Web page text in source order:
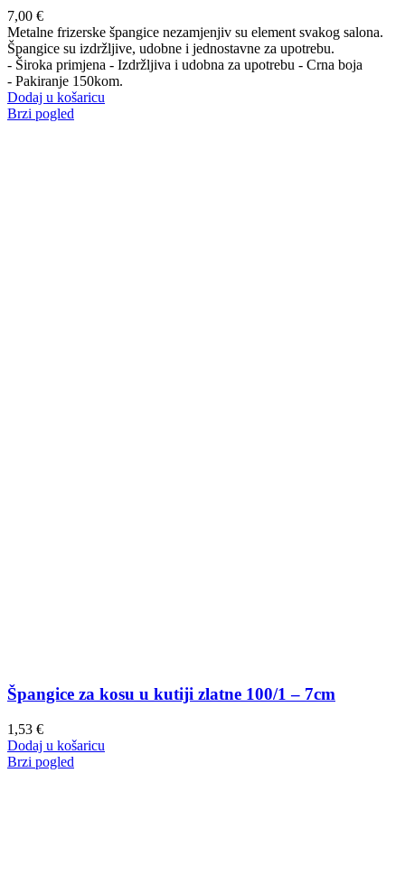
7,00 €
Metalne frizerske špangice nezamjenjiv su element svakog salona.
Špangice su izdržljive, udobne i jednostavne za upotrebu.
- Široka primjena - Izdržljiva i udobna za upotrebu - Crna boja
- Pakiranje 150kom.
Dodaj u košaricu
Brzi pogled
Špangice za kosu u kutiji zlatne 100/1 – 7cm
1,53 €
Dodaj u košaricu
Brzi pogled